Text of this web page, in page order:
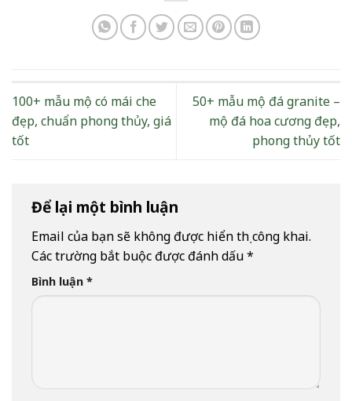
100+ mẫu mộ có mái che
đẹp, chuẩn phong thủy, giá
tốt
50+ mẫu mộ đá granite –
mộ đá hoa cương đẹp,
phong thủy tốt
Để lại một bình luận
Email của bạn sẽ không được hiển thị công khai.
Các trường bắt buộc được đánh dấu*
Bình luận *